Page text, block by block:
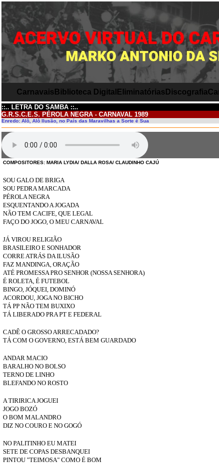
Carnavais Biblioteca Digital Eliminatórias Discografia
::.. LETRA DO SAMBA ::..
G.R.S.C.E.S. PÉROLA NEGRA - CARNAVAL 1989
Enredo: Alô, Alô Ilusão, no País das Maravilhas a Sorte é Sua
COMPOSITORES: MARIA LYDIA/ DALLA ROSA/ CLAUDINHO CAJÚ
SOU GALO DE BRIGA
SOU PEDRA MARCADA
PÉROLA NEGRA
ESQUENTANDO A JOGADA
NÃO TEM CACIFE, QUE LEGAL
FAÇO DO JOGO, O MEU CARNAVAL
JÁ VIROU RELIGIÃO
BRASILEIRO E SONHADOR
CORRE ATRÁS DA ILUSÃO
FAZ MANDINGA, ORAÇÃO
ATÉ PROMESSA PRO SENHOR (NOSSA SENHORA)
É ROLETA, É FUTEBOL
BINGO, JÓQUEI, DOMINÓ
ACORDOU, JOGA NO BICHO
TÁ PP NÃO TEM BUXIXO
TÁ LIBERADO PRA PT E FEDERAL
CADÊ O GROSSO ARRECADADO?
TÁ COM O GOVERNO, ESTÁ BEM GUARDADO
ANDAR MACIO
BARALHO NO BOLSO
TERNO DE LINHO
BLEFANDO NO ROSTO
A TIRIRICA JOGUEI
JOGO BOZÓ
O BOM MALANDRO
DIZ NO COURO E NO GOGÓ
NO PALITINHO EU MATEI
SETE DE COPAS DESBANQUEI
PINTOU "TEIMOSA" COMO É BOM